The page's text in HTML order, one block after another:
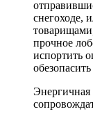
снегоходе,
прочное
испортить
обезопасить
Энергичная